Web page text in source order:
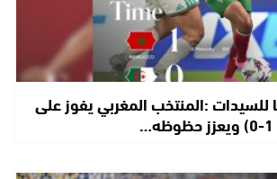
للسيدات :المنتخب المغربي يفوز على